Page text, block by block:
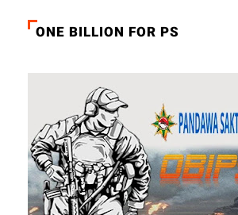
ONE BILLION FOR PS